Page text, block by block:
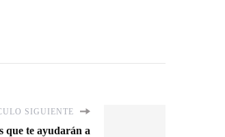
SIGUIENTE
que te ayudarán a